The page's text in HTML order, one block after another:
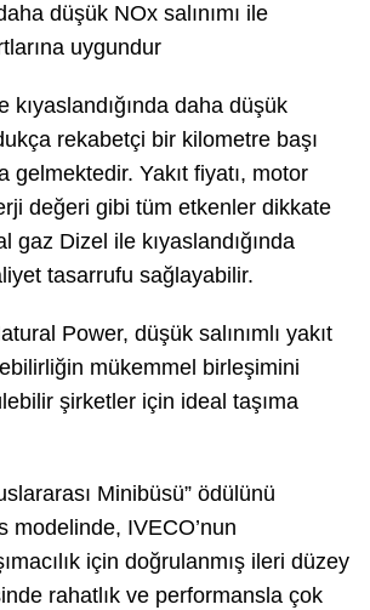
düşük NOx salınımı ile
uygundur
kıyaslandığında daha düşük
rekabetçi bir kilometre başı
gelmektedir. Yakıt fiyatı, motor
değeri gibi tüm etkenler dikkate
gaz Dizel ile kıyaslandığında
tasarrufu sağlayabilir.
Power, düşük salınımlı yakıt
mükemmel birleşimini
şirketler için ideal taşıma
Minibüsü” ödülünü
modelinde, IVECO’nun
için doğrulanmış ileri düzey
rahatlık ve performansla çok